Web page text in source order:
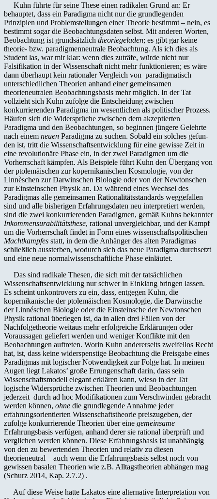
Kuhn führte für seine These einen radikalen Grund an: Er
behauptet, dass ein Paradigma nicht nur die grund­legenden
Prinzipien und Problemstellungen einer Theorie bestimmt – nein, es
bestimmt sogar die Beobachtungsdaten selbst. Mit anderen Worten,
Beobachtung ist grundsätzlich theoriegeladen; es gibt gar keine
theorie- bzw. paradig­menneutrale Beobachtung. Als ich dies als
Student las, war mir klar: wenn dies zuträfe, würde nicht nur
Falsifikation in der Wissenschaft nicht mehr funktionieren; es wäre
dann überhaupt kein rationaler Vergleich von paradigmatisch
unterschiedlichen Theorien anhand einer gemeinsamen
theorieneutralen Beobachtungsbasis mehr möglich. In der Tat
vollzieht sich Kuhn zufolge die Entscheidung zwischen
konkurrierenden Paradigma im wesentlichen als politischer Prozess.
Häufen sich die Widersprüche zwischen dem akzeptierten
Paradigma und den Beobachtungen, so beginnen jüngere Gelehrte
nach einem neuen Paradigma zu suchen. Sobald ein solches gefun­
den ist, tritt die Wissenschaftsentwicklung für eine gewisse Zeit in
eine re­volutionäre Phase ein, in der zwei Paradigmen um die
Vorherrschaft kämp­fen. Als Beispiele führt Kuhn den Über­gang von
der ptolemäischen zur kopernikanischen Kosmologie, von der
Linnèschen zur Darwinschen Biologie oder von der New­tonschen
zur Ein­steinschen Physik an. Da während eines Wechsel des
Paradigmas alle gemeinsamen Rationalitätsstandards weg­gefallen
sind und alle bisherigen Erfahrungs­daten neu interpretiert werden,
sind die zwei konkurrierenden Paradigmen, gemäß Kuhns bekannter
Inkommensura­bilitätsthese, rational unver­gleichbar, und der Kampf
um die Vorherrschaft findet in Form eines wissenschaftspolitischen
Macht­kampfes statt, in dem die Anhänger des alten Paradigmas
schließlich aus­sterben, wodurch sich das neue Paradigma durchsetzt
und eine neue nor­malwissen­schaftliche Phase einläutet.
Das sind radikale Thesen, die sich mit der tatsächlichen
Wissenschaftsentwicklung nur schwer in Einklang bringen lassen.
Es scheint unkontrovers zu ein, dass, entgegen Kuhn, die
kopernikanische der ptolemäischen Kosmologie, die Darwinsche
der Linnéschen Biologie oder die Einsteinsche der Newtonschen
Physik rational überlegen ist, da in allen drei Fällen von der
Nachfolgetheorie weitaus mehr erfolgreiche Erklärungen oder
Voraussagen geliefert werden und weniger Konflikte mit den
Beobachtungen auftreten. Worin Kuhn andererseits zweifellos Recht
hat, ist, dass keine widerspenstige Beobachtung die Preisgabe eines
Paradigmas mit logischer Notwendigkeit zur Folge hat. In meinen
Augen liegt Lakatos’ große Errungenschaft darin, dass sein
Wissenschaftsmodell elegant erklären kann, wieso in der Tat
logische Widersprüche zwischen Theorien und Beobachtungen
jederzeit durch ad hoc Modifikationen zum Verschwinden gebracht
werden können, ohne die grundlegende Annahme jeder
erfahrungsorientierten Wissenschaftstheorie preiszugeben, der
zufolge konkurrierende Theorien über eine gemeinsame
Erfahrungsbasis verfügen, anhand derer sie rational überprüft und
verglichen werden können. Diese Erfahrungsbasis ist unabhängig
von den zu bewertenden Theorien und relativ zu diesen
theorieneutral – auch wenn die Erfahrungsbasis selbst noch von
gewissen basalen Theorien wie z.B. Alltagstheorien abhängen mag
(Schurz 2014, Kap. 2.7.2) .
Auf diese Weise hatte Lakatos eine alternative Interpretation von